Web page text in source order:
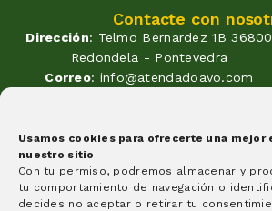
Usamos cookies para ofrecerte una mejor
nuestro sitio .
Con tu permiso, podremos almacenar y
tu comportamiento de navegación o
decides no aceptar o retirar tu
Contacte con
Dirección: Telmo Bernardez 1B 36800
Redondela - Pontevedra
Correo: info@atendadoavo.com
Horario: Lunes a Viernes de
09:30 a 14:00 y de 17:00 a 20:00
Sabados de 09:30 a 14:00
Formas de pago